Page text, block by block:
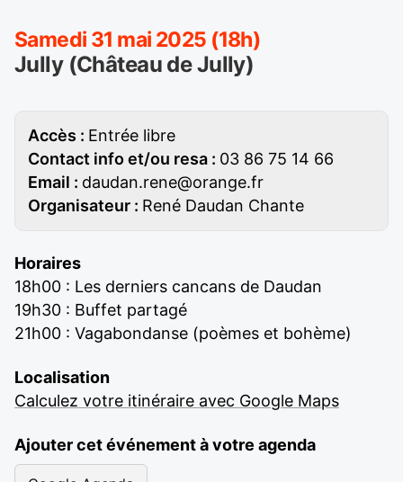
Samedi 31 mai 2025 (18h)
Jully (Château de Jully)
Accès : Entrée libre
Contact info et/ou resa : 03 86 75 14 66
Email : daudan.rene@orange.fr
Organisateur : René Daudan Chante
Horaires
18h00 : Les derniers cancans de Daudan
19h30 : Buffet partagé
21h00 : Vagabondanse (poèmes et bohème)
Localisation
Calculez votre itinéraire avec Google Maps
Ajouter cet événement à votre agenda